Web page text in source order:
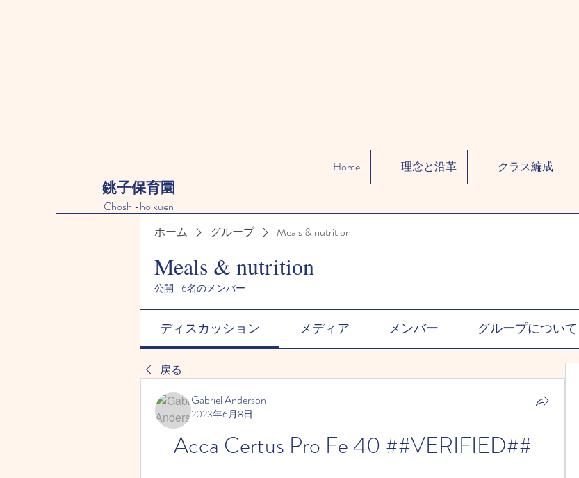
銚子保育園
Choshi-hoikuen
Home 理念と沿革 クラス編成
ホーム グループ Meals & nutrition
Meals & nutrition
公開 · 6名のメンバー
ディスカッション メディア メンバー グループについて
戻る
Gabriel Anderson
2023年6月8日
Acca Certus Pro Fe 40 ##VERIFIED##